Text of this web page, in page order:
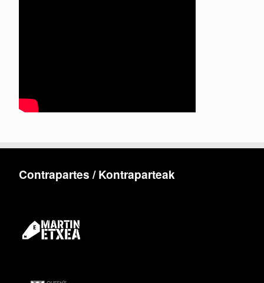
Contrapartes / Kontraparteak